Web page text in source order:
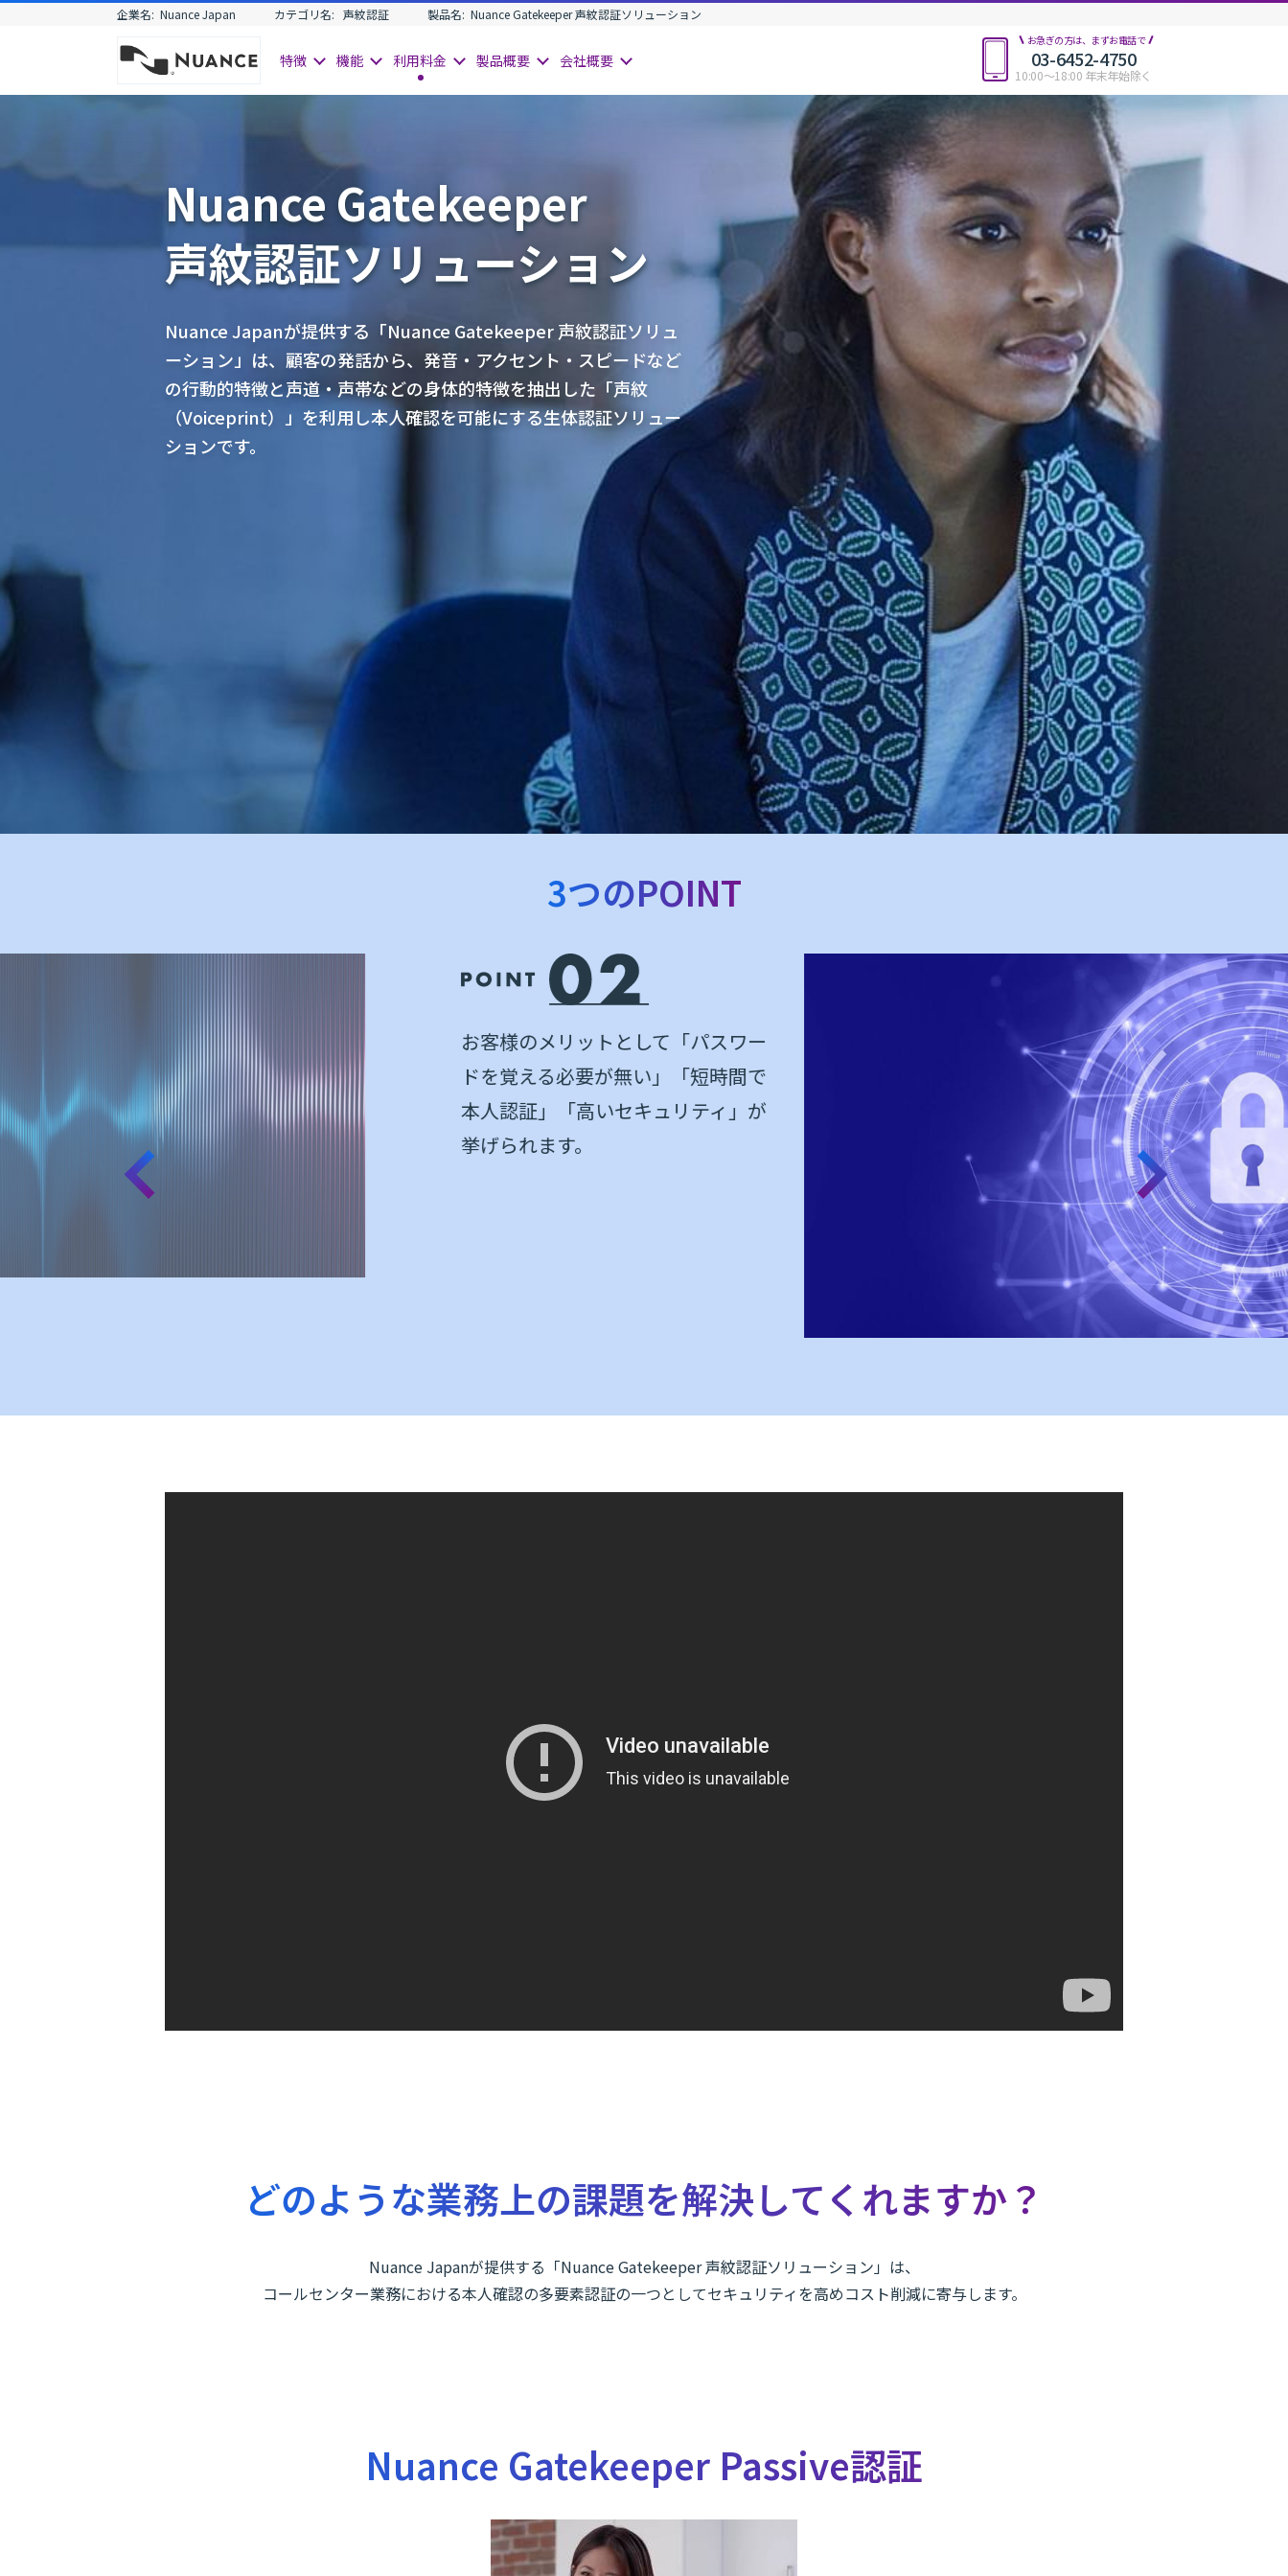
企業名: Nuance Japan カテゴリ名: 声紋認証 製品名: Nuance Gatekeeper 声紋認証ソリューション
特徴 機能 利用料金 製品概要 会社概要
お急ぎの方は、まずお電話で
03-6452-4750
10:00〜18:00 年末年始除く
Nuance Gatekeeper
声紋認証ソリューション
Nuance Japanが提供する「Nuance Gatekeeper 声紋認証ソリュ
ーション」は、顧客の発話から、発音・アクセント・スピードなど
の行動的特徴と声道・声帯などの身体的特徴を抽出した「声紋
（Voiceprint）」を利用し本人確認を可能にする生体認証ソリュー
ションです。
3つのPOINT
お客様のメリットとして「パスワー
ドを覚える必要が無い」「短時間で
本人認証」「高いセキュリティ」が
挙げられます。
導入企業
トの削減
客満足獲
どのような業務上の課題を解決してくれますか？
Nuance Japanが提供する「Nuance Gatekeeper 声紋認証ソリューション」は、
コールセンター業務における本人確認の多要素認証の一つとしてセキュリティを高めコスト削減に寄与します。
Nuance Gatekeeper Passive認証